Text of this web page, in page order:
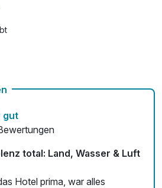
gut
total: Land, Wasser & Luft
Hotel prima, war alles